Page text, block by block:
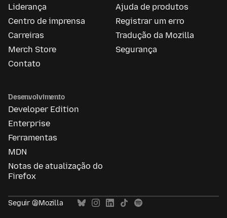
Liderança
Centro de imprensa
Carreiras
Merch Store
Contato
Ajuda de produtos
Registrar um erro
Tradução da Mozilla
Segurança
Desenvolvimento
Developer Edition
Enterprise
Ferramentas
MDN
Notas de atualização do
Firefox
Seguir @Mozilla